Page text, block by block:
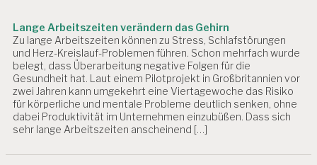
Lange Arbeitszeiten verändern das Gehirn
Zu lange Arbeitszeiten können zu Stress, Schlafstörungen
und Herz-Kreislauf-Problemen führen. Schon mehrfach wurde
belegt, dass Überarbeitung negative Folgen für die
Gesundheit hat. Laut einem Pilotprojekt in Großbritannien vor
zwei Jahren kann umgekehrt eine Viertagewoche das Risiko
für körperliche und mentale Probleme deutlich senken, ohne
dabei Produktivität im Unternehmen einzubüßen. Dass sich
sehr lange Arbeitszeiten anscheinend […]